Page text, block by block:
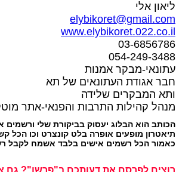
ליאון אלי
elybikoret@gmail.com
www.elybikoret.022.co.il
03-6856786
054-249-3488
עתונאי-מבקר אמנות
חבר אגודת העתונאים של תא
ותא המבקרים שלידה
מנהל קהילות התרבות והפנאי-אתר
הכותב הוא הבלוג יעסוק בביקורת שלי ורשמים
תיאטרון מופעים אופרה בלט קונצרט וכו הכל
כאמור הכל רשמים אישים בלבד אשמח לקבל
רוצים לפרסם את דעותכם ב"פרשן"? גם